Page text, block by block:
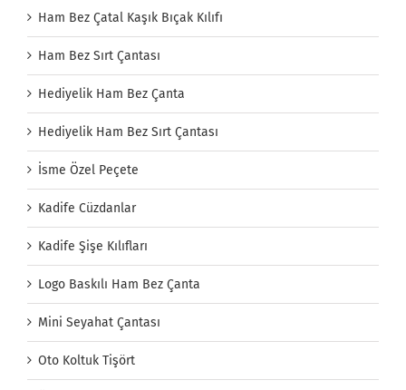
Ham Bez Çatal Kaşık Bıçak Kılıfı
Ham Bez Sırt Çantası
Hediyelik Ham Bez Çanta
Hediyelik Ham Bez Sırt Çantası
İsme Özel Peçete
Kadife Cüzdanlar
Kadife Şişe Kılıfları
Logo Baskılı Ham Bez Çanta
Mini Seyahat Çantası
Oto Koltuk Tişört